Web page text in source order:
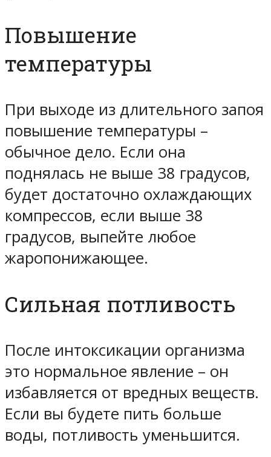
Повышение
температуры
При выходе из длительного запоя
повышение температуры –
обычное дело. Если она
поднялась не выше 38 градусов,
будет достаточно охлаждающих
компрессов, если выше 38
градусов, выпейте любое
жаропонижающее.
Сильная потливость
После интоксикации организма
это нормальное явление – он
избавляется от вредных веществ.
Если вы будете пить больше
воды, потливость уменьшится.